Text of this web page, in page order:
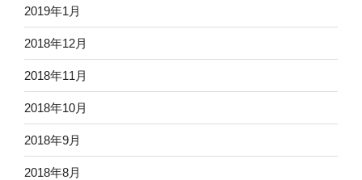
2019年1月
2018年12月
2018年11月
2018年10月
2018年9月
2018年8月